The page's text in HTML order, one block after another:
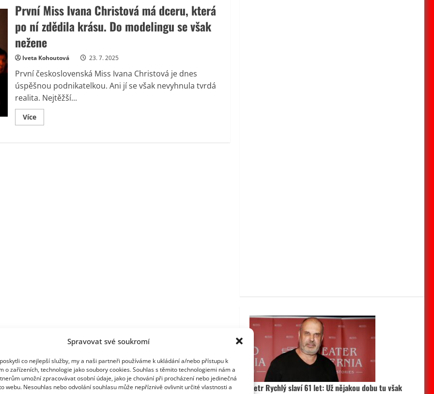
Spravovat své soukromí
co nejlepší služby, my a naši partneři používáme k ukládání a/nebo přístupu k
o zařízeních, technologie jako soubory cookies. Souhlas s těmito technologiemi nám a
umožní zpracovávat osobní údaje, jako je chování při procházení nebo jedinečná
webu. Nesouhlas nebo odvolání souhlasu může nepříznivě ovlivnit určité vlastnosti a
První Miss Ivana Christová má dceru, která
po ní zdědila krásu. Do modelingu se však
nežene
Iveta Kohoutová 23. 7. 2025
První československá Miss Ivana Christová je dnes
úspěšnou podnikatelkou. Ani jí se však nevyhnula tvrdá
realita. Nejtěžší...
VíceRead
more
Petr Rychlý slaví 61 let: Už nějakou dobu tu však